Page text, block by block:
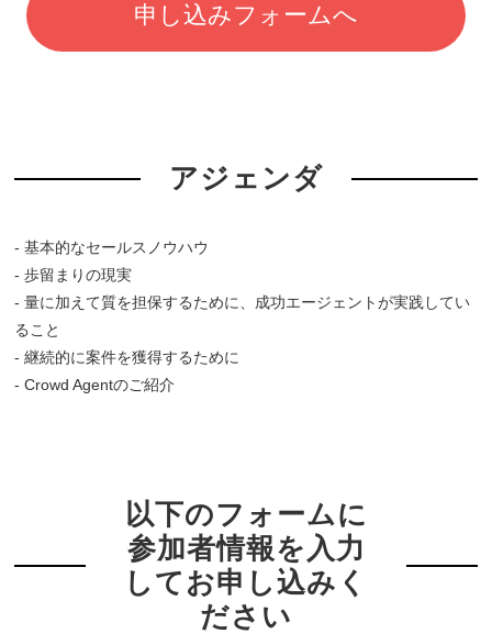
申し込みフォームへ
アジェンダ
- 基本的なセールスノウハウ
- 歩留まりの現実
- 量に加えて質を担保するために、成功エージェントが実践してい
ること
- 継続的に案件を獲得するために
- Crowd Agentのご紹介
以下のフォームに
参加者情報を入力
してお申し込みく
ださい